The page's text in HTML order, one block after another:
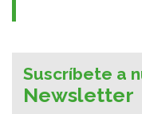
Suscríbete a
Newsletter